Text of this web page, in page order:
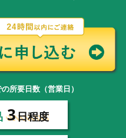
所要日数（営業日）
3日程度